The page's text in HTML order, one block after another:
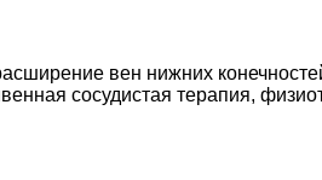
вен нижних
сосудистая терапия,